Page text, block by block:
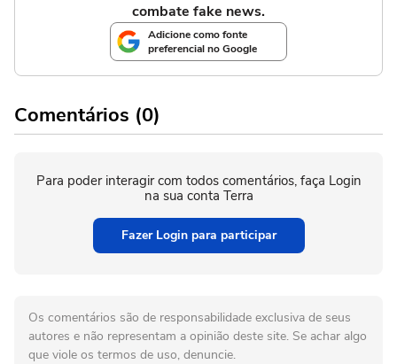
combate fake news.
Adicione como fonte
preferencial no Google
Comentários (0)
Para poder interagir com todos comentários, faça Login
na sua conta Terra
Fazer Login para participar
Os comentários são de responsabilidade exclusiva de seus
autores e não representam a opinião deste site. Se achar algo
que viole os termos de uso, denuncie.